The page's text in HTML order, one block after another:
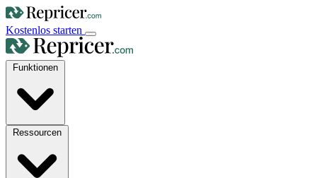
Kostenlos starten